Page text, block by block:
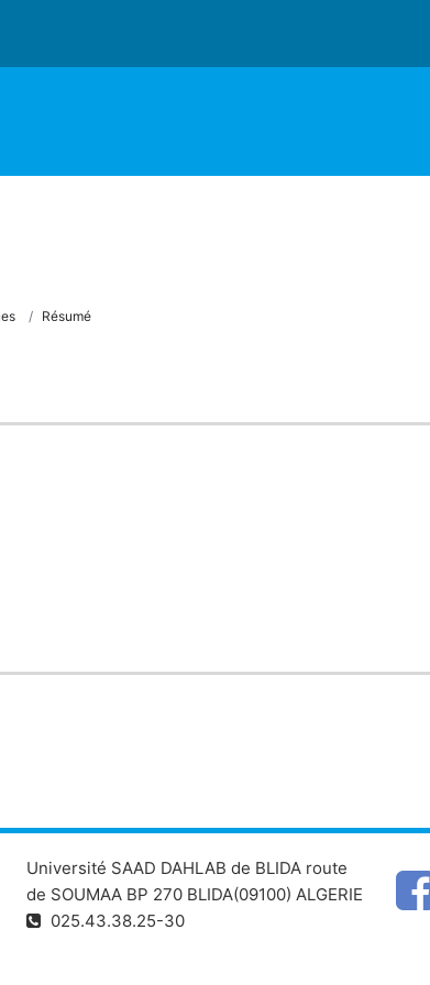
Résumé
partielles
Université SAAD DAHLAB de BLIDA route
de SOUMAA BP 270 BLIDA(09100) ALGERIE
025.43.38.25-30